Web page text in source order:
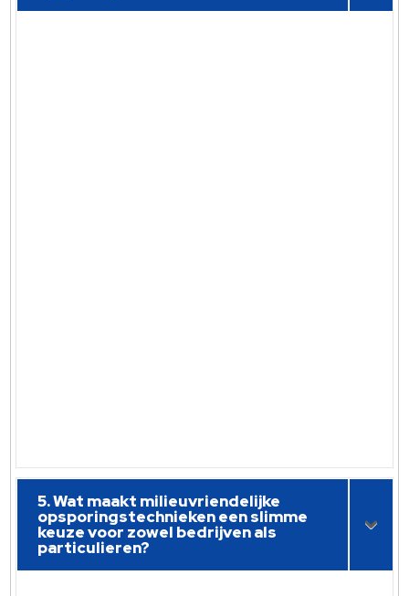
5. Wat maakt milieuvriendelijke
opsporingstechnieken een slimme
keuze voor zowel bedrijven als
particulieren?